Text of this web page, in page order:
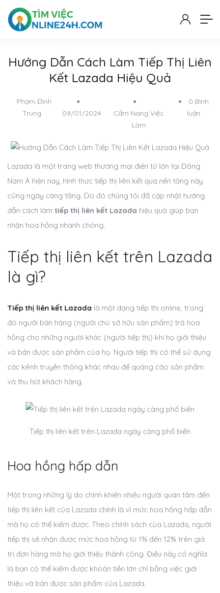
Hướng Dẫn Cách Làm Tiếp Thị Liên
Kết Lazada Hiệu Quả
Phạm Đình
Trung
09/01/2024
Cẩm Nang Việc
Làm
0 Bình
luận
Lazada là một trang web thương mại điện tử lớn tại Đông
Nam Á hiện nay, hình thức tiếp thị liên kết qua nền tảng này
cũng ngày càng tăng. Do đó chúng tôi đã cập nhật hướng
dẫn cách làm tiếp thị liên kết Lazada hiệu quả giúp bạn
nhận hoa hồng nhanh chóng.
Tiếp thị liên kết trên Lazada
là gì?
Tiếp thị liên kết Lazada là một dạng tiếp thị online, trong
đó người bán hàng (người chủ sở hữu sản phẩm) trả hoa
hồng cho những người khác (người tiếp thị) khi họ giới thiệu
và bán được sản phẩm của họ. Người tiếp thị có thể sử dụng
các kênh truyền thông khác nhau để quảng cáo sản phẩm
và thu hút khách hàng.
Tiếp thị liên kết trên Lazada ngày càng phổ biến
Hoa hồng hấp dẫn
Một trong những lý do chính khiến nhiều người quan tâm đến
tiếp thị liên kết của Lazada chính là vì mức hoa hồng hấp dẫn
mà họ có thể kiếm được. Theo chính sách của Lazada, người
tiếp thị sẽ nhận được mức hoa hồng từ 1% đến 12% trên giá
trị đơn hàng mà họ giới thiệu thành công. Điều này có nghĩa
là bạn có thể kiếm được khoản tiền lớn chỉ bằng việc giới
thiệu và bán được sản phẩm của Lazada.